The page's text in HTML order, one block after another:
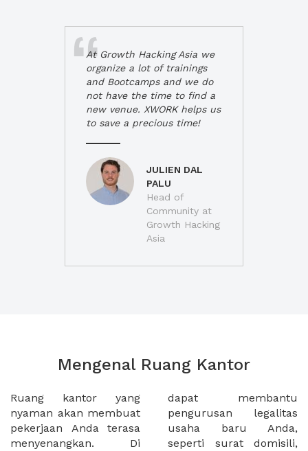
At Growth Hacking Asia we
organize a lot of trainings
and Bootcamps and we do
not have the time to find a
new venue. XWORK helps us
to save a precious time!
JULIEN DAL
PALU
Head of
Community at
Growth Hacking
Asia
Mengenal Ruang Kantor
Ruang kantor yang
nyaman akan membuat
pekerjaan Anda terasa
menyenangkan. Di
dapat membantu
pengurusan legalitas
usaha baru Anda,
seperti surat domisili,